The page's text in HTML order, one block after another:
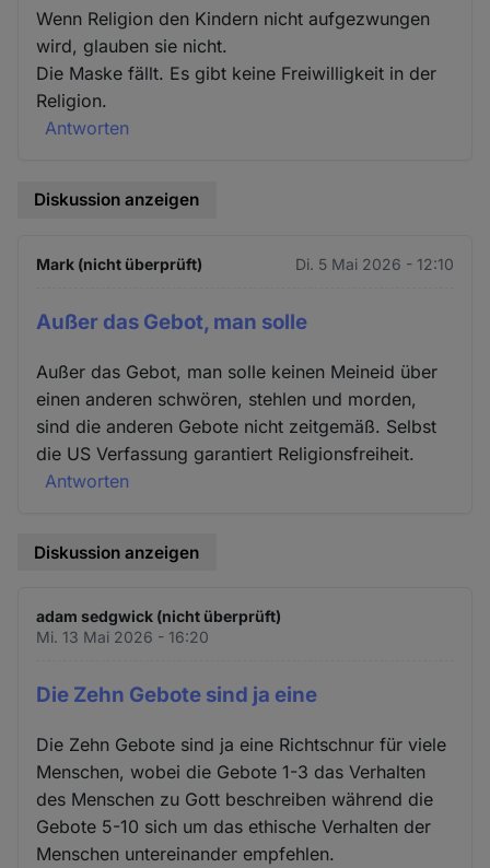
Wenn Religion den Kindern nicht aufgezwungen
wird, glauben sie nicht.
Die Maske fällt. Es gibt keine Freiwilligkeit in der
Religion.
Antworten
Diskussion anzeigen
Mark (nicht überprüft) Di. 5 Mai 2026 - 12:10
Außer das Gebot, man solle
Außer das Gebot, man solle keinen Meineid über
einen anderen schwören, stehlen und morden,
sind die anderen Gebote nicht zeitgemäß. Selbst
die US Verfassung garantiert Religionsfreiheit.
Antworten
Diskussion anzeigen
adam sedgwick (nicht überprüft)
Mi. 13 Mai 2026 - 16:20
Die Zehn Gebote sind ja eine
Die Zehn Gebote sind ja eine Richtschnur für viele
Menschen, wobei die Gebote 1-3 das Verhalten
des Menschen zu Gott beschreiben während die
Gebote 5-10 sich um das ethische Verhalten der
Menschen untereinander empfehlen.
Cookies